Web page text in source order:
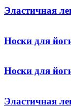
Эластичная
Носки для
Носки для
Эластичная